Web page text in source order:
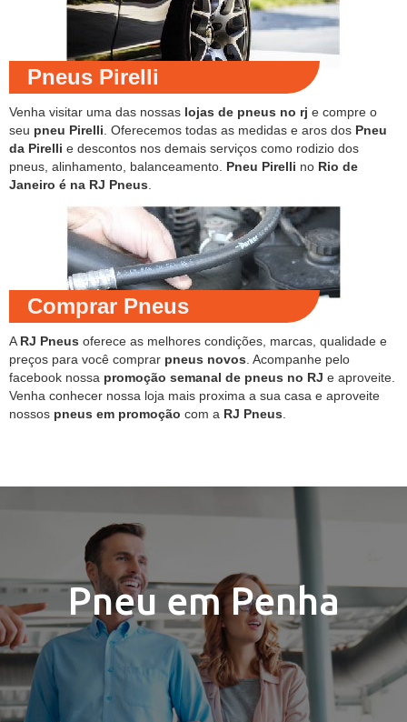
Pneus Pirelli
Venha visitar uma das nossas lojas de pneus no rj e compre o
seu pneu Pirelli . Oferecemos todas as medidas e aros dos Pneu
da Pirelli e descontos nos demais serviços como rodizio dos
pneus, alinhamento, balanceamento. Pneu Pirelli no Rio de
Janeiro é na RJ Pneus
Comprar Pneus
A RJ Pneus oferece as melhores condições, marcas, qualidade e
preços para você comprar pneus novos . Acompanhe pelo
facebook nossa promoção semanal de pneus no RJ e aproveite.
Venha conhecer nossa loja mais proxima a sua casa e aproveite
nossos pneus em promoção com a RJ Pneus
Pneu em Penha